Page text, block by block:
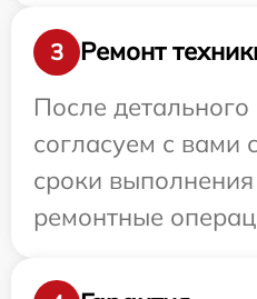
3
Ремонт
После
согласуем с вами
сроки
ремонтные